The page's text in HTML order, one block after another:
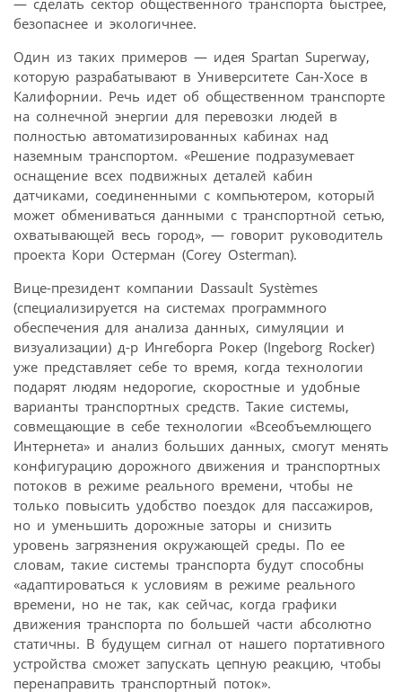
безопаснее и экологичнее.
Один из таких примеров — идея Spartan Superway,
которую разрабатывают в Университете Сан-Хосе в
Калифорнии. Речь идет об общественном транспорте
на солнечной энергии для перевозки людей в
полностью автоматизированных кабинах над
наземным транспортом. «Решение подразумевает
оснащение всех подвижных деталей кабин
датчиками, соединенными с компьютером, который
может обмениваться данными с транспортной сетью,
охватывающей весь город», — говорит руководитель
проекта Кори Остерман (Corey Osterman).
Вице-президент компании Dassault Systèmes
(специализируется на системах программного
обеспечения для анализа данных, симуляции и
визуализации) д-р Ингеборга Рокер (Ingeborg Rocker)
уже представляет себе то время, когда технологии
подарят людям недорогие, скоростные и удобные
варианты транспортных средств. Такие системы,
совмещающие в себе технологии «Всеобъемлющего
Интернета» и анализ больших данных, смогут менять
конфигурацию дорожного движения и транспортных
потоков в режиме реального времени, чтобы не
только повысить удобство поездок для пассажиров,
но и уменьшить дорожные заторы и снизить
уровень загрязнения окружающей среды. По ее
словам, такие системы транспорта будут способны
«адаптироваться к условиям в режиме реального
времени, но не так, как сейчас, когда графики
движения транспорта по большей части абсолютно
статичны. В будущем сигнал от нашего портативного
устройства сможет запускать цепную реакцию, чтобы
перенаправить транспортный поток».